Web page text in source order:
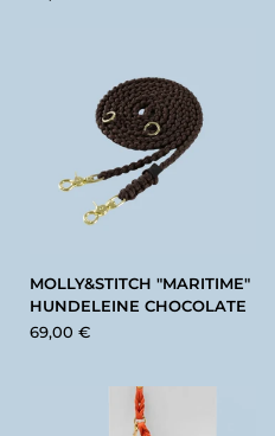
MOLLY&STITCH "MARITIME"
HUNDELEINE CHOCOLATE
69,00 €